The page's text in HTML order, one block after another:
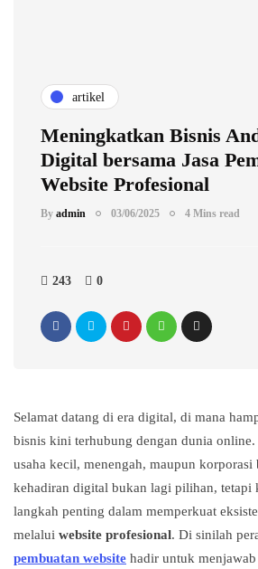
artikel
Meningkatkan Bisnis
Digital bersama Jasa
Website Profesional
By admin 03/06/2025 4 Mins read
243 0
Selamat datang di era digital, di mana
bisnis kini terhubung dengan dunia
usaha kecil, menengah, maupun korporasi
kehadiran digital bukan lagi pilihan, tetapi
langkah penting dalam memperkuat
melalui website profesional. Di sinilah
pembuatan website hadir untuk